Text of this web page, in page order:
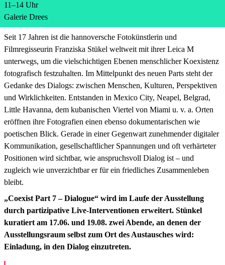
11–14 Uhr
Galerie Drees
Seit 17 Jahren ist die hannoversche Fotokünstlerin und
Filmregisseurin Franziska Stükel weltweit mit ihrer Leica M
unterwegs, um die vielschichtigen Ebenen menschlicher Koexistenz
fotografisch festzuhalten. Im Mittelpunkt des neuen Parts steht der
Gedanke des Dialogs: zwischen Menschen, Kulturen, Perspektiven
und Wirklichkeiten. Entstanden in Mexico City, Neapel, Belgrad,
Little Havanna, dem kubanischen Viertel von Miami u. v. a. Orten
eröffnen ihre Fotografien einen ebenso dokumentarischen wie
poetischen Blick. Gerade in einer Gegenwart zunehmender digitaler
Kommunikation, gesellschaftlicher Spannungen und oft verhärteter
Positionen wird sichtbar, wie anspruchsvoll Dialog ist – und
zugleich wie unverzichtbar er für ein friedliches Zusammenleben
bleibt.
„Coexist Part 7 – Dialogue“ wird im Laufe der Ausstellung
durch partizipative Live-Interventionen erweitert. Stünkel
kuratiert am 17.06. und 19.08. zwei Abende, an denen der
Ausstellungsraum selbst zum Ort des Austausches wird:
Einladung, in den Dialog einzutreten.